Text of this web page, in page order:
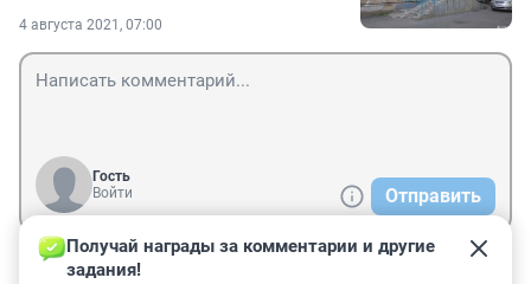
4 августа 2021, 07:00
Гость
Войти
Отправить
Гость
Получай награды за комментарии и другие
задания!